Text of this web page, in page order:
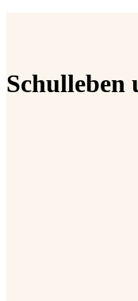
Schulleben